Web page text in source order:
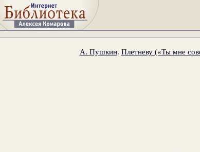
А. Пушкин. Плетневу («Ты мне